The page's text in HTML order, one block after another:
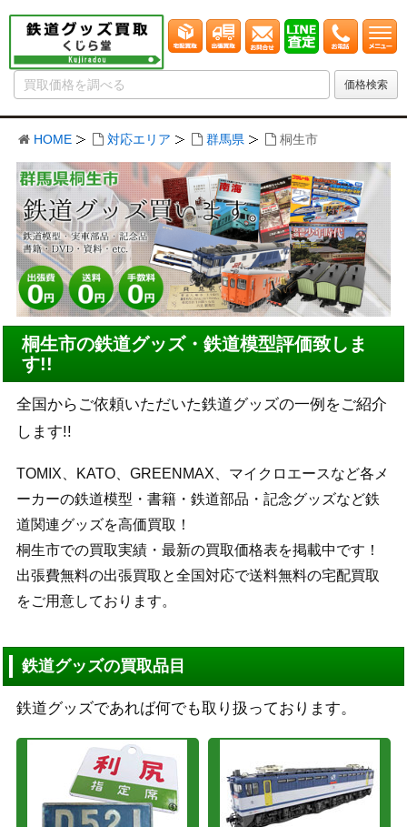
HOME 対応エリア 群馬県 桐生市
桐生市の鉄道グッズ・鉄道模型評価致しま
す!!
全国からご依頼いただいた鉄道グッズの一例をご紹介
します!!
TOMIX、KATO、GREENMAX、マイクロエースなど各メ
ーカーの鉄道模型・書籍・鉄道部品・記念グッズなど鉄
道関連グッズを高価買取！
桐生市での買取実績・最新の買取価格表を掲載中です！
出張費無料の出張買取と全国対応で送料無料の宅配買取
をご用意しております。
鉄道グッズの買取品目
鉄道グッズであれば何でも取り扱っております。